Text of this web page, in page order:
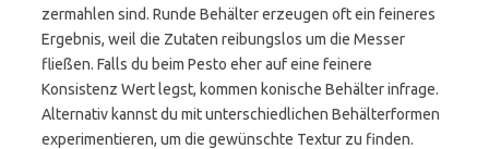
zermahlen sind. Runde Behälter erzeugen oft ein feineres
Ergebnis, weil die Zutaten reibungslos um die Messer
fließen. Falls du beim Pesto eher auf eine feinere
Konsistenz Wert legst, kommen konische Behälter infrage.
Alternativ kannst du mit unterschiedlichen Behälterformen
experimentieren, um die gewünschte Textur zu finden.